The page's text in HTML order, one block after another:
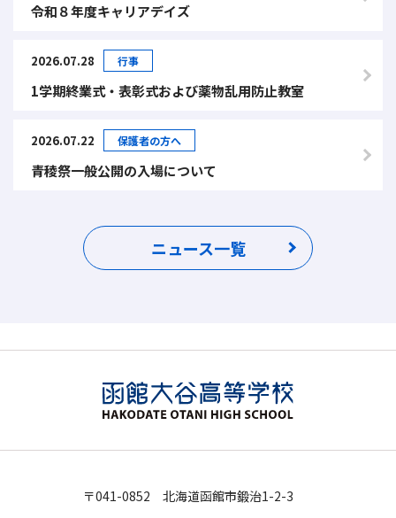
令和８年度キャリアデイズ
2026.07.28 行事
1学期終業式・表彰式および薬物乱用防止教室
2026.07.22 保護者の方へ
青稜祭一般公開の入場について
ニュース一覧
〒041-0852 北海道函館市鍛治1-2-3